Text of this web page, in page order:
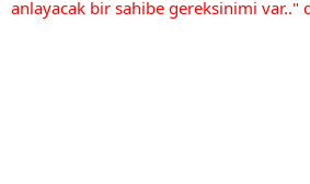
anlayacak bir sahibe gereksinimi var.."